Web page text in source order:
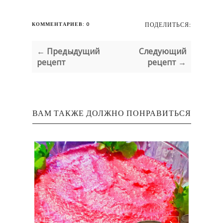
КОММЕНТАРИЕВ: 0 ПОДЕЛИТЬСЯ:
← Предыдущий
рецепт
Следующий
рецепт →
ВАМ ТАКЖЕ ДОЛЖНО ПОНРАВИТЬСЯ